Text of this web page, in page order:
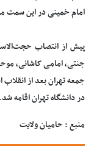
امام خمینی در این سمت
پیش از انتصاب
جنتی، امامی کاشانی،
در دانشگاه تهران اقامه شد.
منبع : حامیان ولایت